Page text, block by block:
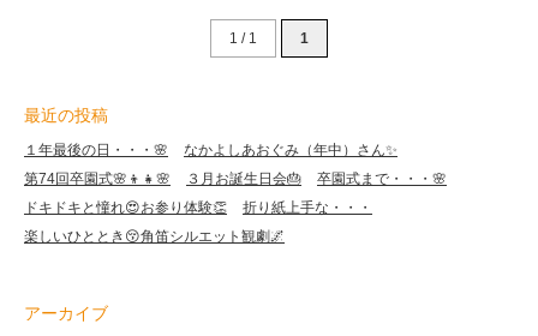
1 / 1 1
最近の投稿
１年最後の日・・・🌸
なかよしあおぐみ（年中）さん✨
第74回卒園式🌸👦👧🌸
３月お誕生日会🎂
卒園式まで・・・🌸
ドキドキと憧れ😍お参り体験👏
折り紙上手な・・・
楽しいひととき😚角笛シルエット観劇🌌
アーカイブ